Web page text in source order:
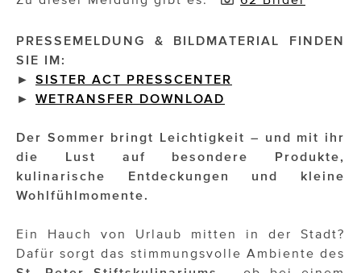
JOHANN STRAUSS – NEW DIMENSIONS
JOOLZ
JUWELIER WAGNER
Magenta Telekom
Merz Aesthetics
NEVER AGE NUTRITION
Nina Kraft – Kraft Media Minds
PRESSEMELDUNG & BILDMATERIAL FINDEN
SIE IM:
► SISTER ACT PRESSCENTER
► WETRANSFER DOWNLOAD
Der Sommer bringt Leichtigkeit – und mit ihr
die Lust auf besondere Produkte,
kulinarische Entdeckungen und kleine
Wohlfühlmomente.
Ein Hauch von Urlaub mitten in der Stadt?
Dafür sorgt das stimmungsvolle Ambiente des